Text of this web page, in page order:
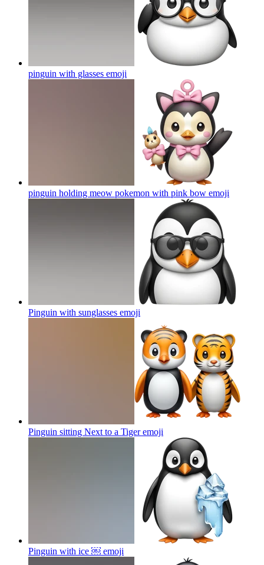
pinguin with glasses emoji
pinguin holding meow pokemon with pink bow emoji
Pinguin with sunglasses emoji
Pinguin sitting Next to a Tigeremoji
Pinguin with ice ￼ emoji